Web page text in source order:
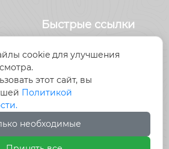
Быстрые ссылки
Продукция
О Hас
cookie для улучшения
этот сайт, вы
Политикой
необходимые